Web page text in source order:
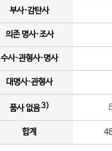
부사·감탄사
의존 명사·조사
수사·관형사·명사
대명사·관형사
품사 없음3)
합계